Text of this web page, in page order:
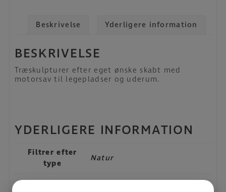
Beskrivelse Yderligere information
BESKRIVELSE
Træskulpturer efter eget ønske skabt med
motorsav til legepladser og uderum.
YDERLIGERE INFORMATION
Filtrer efter
type
Natur